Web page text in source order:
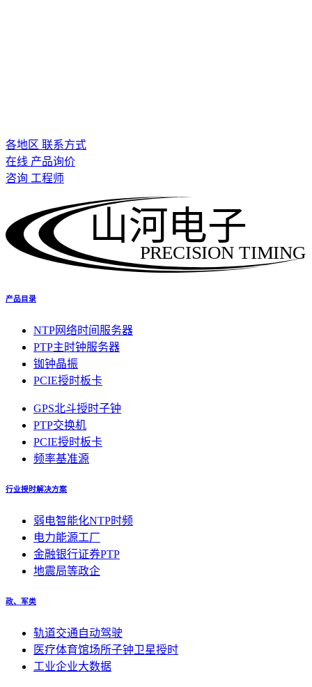
各地区 联系方式
在线 产品询价
咨询 工程师
PRECISION TIMING
山河电子
产品目录
NTP网络时间服务器
PTP主时钟服务器
铷钟晶振
PCIE授时板卡
GPS北斗授时子钟
PTP交换机
PCIE授时板卡
频率基准源
行业授时解决方案
弱电智能化NTP时频
电力能源工厂
金融银行证券PTP
地震局等政企
政、军类
轨道交通自动驾驶
医疗体育馆场所子钟卫星授时
工业企业大数据